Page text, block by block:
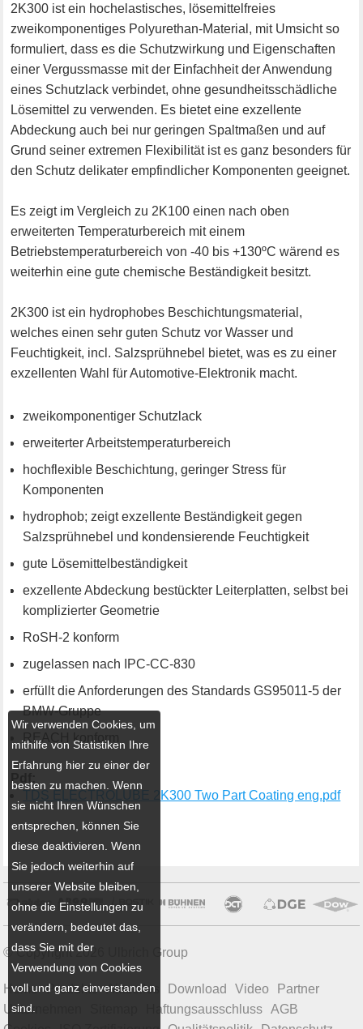
2K300 ist ein hochelastisches, lösemittelfreies
zweikomponentiges Polyurethan-Material, mit Umsicht so
formuliert, dass es die Schutzwirkung und Eigenschaften
einer Vergussmasse mit der Einfachheit der Anwendung
eines Schutzlack verbindet, ohne gesundheitsschädliche
Lösemittel zu verwenden. Es bietet eine exzellente
Abdeckung auch bei nur geringen Spaltmaßen und auf
Grund seiner extremen Flexibilität ist es ganz besonders für
den Schutz delikater empfindlicher Komponenten geeignet.
Es zeigt im Vergleich zu 2K100 einen nach oben
erweiterten Temperaturbereich mit einem
Betriebstemperaturbereich von -40 bis +130ºC wärend es
weiterhin eine gute chemische Beständigkeit besitzt.
2K300 ist ein hydrophobes Beschichtungsmaterial,
welches einen sehr guten Schutz vor Wasser und
Feuchtigkeit, incl. Salzsprühnebel bietet, was es zu einer
exzellenten Wahl für Automotive-Elektronik macht.
zweikomponentiger Schutzlack
erweiterter Arbeitstemperaturbereich
hochflexible Beschichtung, geringer Stress für
Komponenten
hydrophob; zeigt exzellente Beständigkeit gegen
Salzsprühnebel und kondensierende Feuchtigkeit
gute Lösemittelbeständigkeit
exzellente Abdeckung bestückter Leiterplatten, selbst bei
komplizierter Geometrie
RoSH-2 konform
zugelassen nach IPC-CC-830
erfüllt die Anforderungen des Standards GS95011-5 der
BMW-Gruppe
REACH konform
Pdf:
TDS ELECTROLUBE 2K300 Two Part Coating eng.pdf
© Copyright 2026 Ulbrich Group
Home Produkte Aktuelles Download Video
Partner
Unternehmen
Haftungsausschluss
AGB
Wir verwenden Cookies, um
mithilfe von Statistiken Ihre
Erfahrung hier zu einer der
besten zu machen. Wenn
sie nicht Ihren Wünschen
entsprechen, können Sie
diese deaktivieren. Wenn
Sie jedoch weiterhin auf
unserer Website bleiben,
ohne die Einstellungen zu
verändern, bedeutet das,
dass Sie mit der
Verwendung von Cookies
voll und ganz einverstanden
sind.